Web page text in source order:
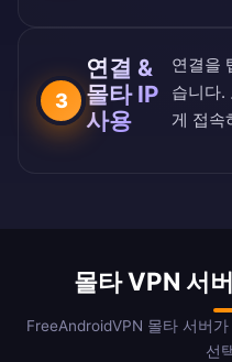
3
연결 &
몰타 IP
사용
연결을
습니다.
게 접속
몰타 VPN 서
FreeAndroidVPN 몰타 서버
선